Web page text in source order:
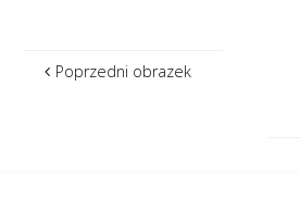
Poprzedni obrazek